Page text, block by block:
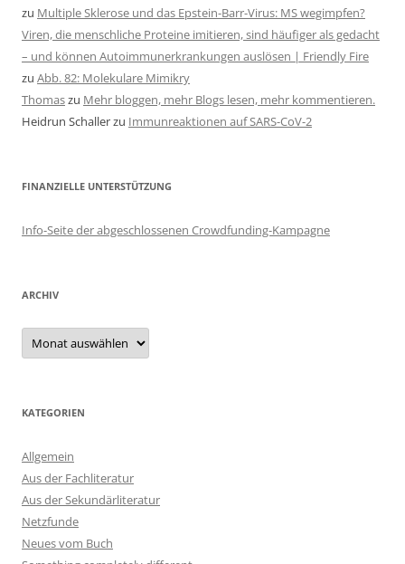
zu Multiple Sklerose und das Epstein-Barr-Virus: MS wegimpfen?
Viren, die menschliche Proteine imitieren, sind häufiger als gedacht
– und können Autoimmunerkrankungen auslösen | Friendly Fire
zu Abb. 82: Molekulare Mimikry
Thomaszu Mehr bloggen, mehr Blogs lesen, mehr kommentieren.
Heidrun Schallerzu Immunreaktionen auf SARS-CoV-2
FINANZIELLE UNTERSTÜTZUNG
Info-Seite der abgeschlossenen Crowdfunding-Kampagne
ARCHIV
Archiv
KATEGORIEN
Allgemein
Aus der Fachliteratur
Aus der Sekundärliteratur
Netzfunde
Neues vom Buch